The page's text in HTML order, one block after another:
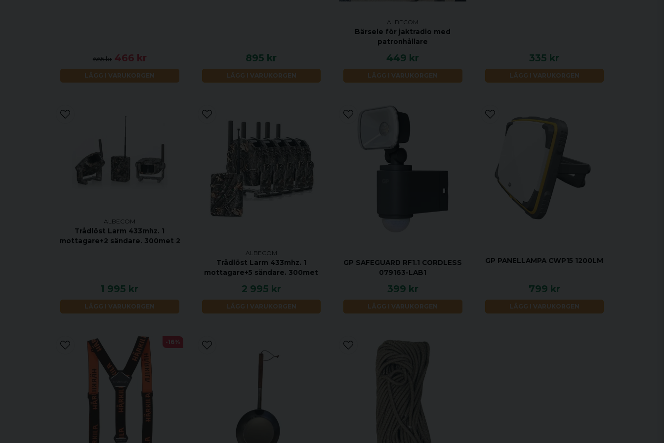
665 kr 466 kr
LÄGG I VARUKORGEN
895 kr
LÄGG I VARUKORGEN
ALBECOM
Bärsele för jaktradio med
patronhållare
449 kr
LÄGG I VARUKORGEN
335 kr
LÄGG I VARUKORGEN
ALBECOM
Trådlöst Larm 433mhz. 1
mottagare+2 sändare. 300met 2
1 995 kr
LÄGG I VARUKORGEN
ALBECOM
Trådlöst Larm 433mhz. 1
mottagare+5 sändare. 300met
2 995 kr
LÄGG I VARUKORGEN
GP SAFEGUARD RF1.1 CORDLESS
079163-LAB1
399 kr
LÄGG I VARUKORGEN
GP PANELLAMPA CWP15 1200LM
799 kr
LÄGG I VARUKORGEN
-16%